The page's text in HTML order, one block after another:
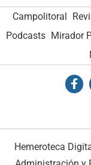
Campolitoral
Podcasts Mirador
Hemeroteca